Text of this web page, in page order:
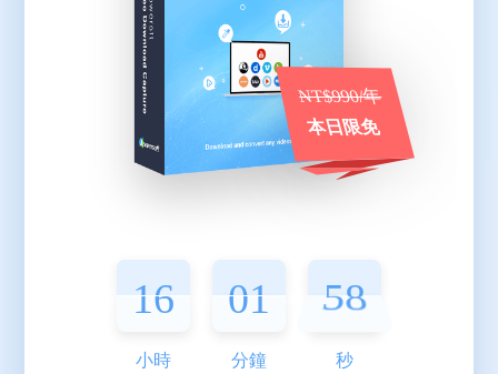
NT$990/年
本日限免
16
16
16 01
01 57
57
小時 分鐘 秒